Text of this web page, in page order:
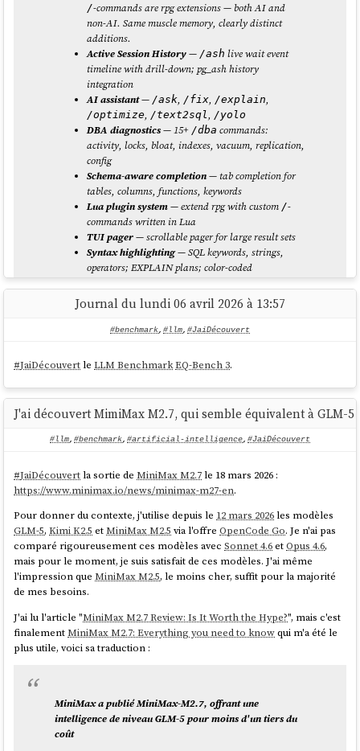
token consumption
983b77d s6-overlay migration to Pebble (#25)
1f7cbcd Start Mise eval before atuin to fix a
c8e6194 Remove gopass and GPG agent management
since both services start automatically on
first use
71e64e1 Enable Mise environment activation so
Neovim can access Mise-managed tools
679f53f Purge empty mise installs/ dirs to
force reinstall of incomplete tools
4c32db8 Extract init process into standalone
8258ab9 Add infomation messages in init
Je constate que la commandertk git logest correctement utilisée
Pour le moment ceci n'est pas représentatif, car je viens de l'installer
Je compte publier une note de bilan d'ici quelques semaines pour
analyser si c'est vraiment impactant ou non.
/-commands are rpg extensions — both AI and
non-AI. Same muscle memory, clearly distinct
additions.
Active Session History— /ash live wait event
timeline with drill-down; pg_ash history
integration
AI assistant— /ask, /fix, /explain,
/optimize, /text2sql, /yolo
DBA diagnostics— 15+ /dba commands:
activity, locks, bloat, indexes, vacuum, replication,
config
Schema-aware completion— tab completion for
tables, columns, functions, keywords
Lua plugin system— extend rpg with custom /-
commands written in Lua
TUI pager— scrollable pager for large result sets
Syntax highlighting— SQL keywords, strings,
operators; EXPLAIN plans; color-coded
errors/warnings
Markdown output— \pset format
Named queries— save and recall frequent queries
preserved across sessions
Multi-host failover—-h host1,host2
each in order, first success wins
— connect through bastion hosts
without manual port-forwarding
Config profiles— per-project.rpg.toml
# '
Status bar— connection info, transaction state,
timing
Cross-platform— single static binary: Linux,
macOS, Windows (x86_64 + aarch64)
source
Journal du lundi 06 avril 2026 à 13:57
#benchmark, #llm, #JaiDécouvert
#JaiDécouvertleLLM BenchmarkEQ-Bench 3.
J'ai découvert MimiMax M2.7, qui semble équivalent à GLM-
#llm, #benchmark, #artificial-intelligence, #JaiDécouvert
#JaiDécouvertla sortie deMiniMax M2.7le 18 mars 2026 :
https://www.minimax.io/news/minimax-m27-en.
Pour donner du contexte, j'utilise depuis le 12 mars 2026les modèles
GLM-5,Kimi K2.5 etMiniMax M2.5 via l'offreOpenCode Go. Je n'ai pas
comparé rigoureusement ces modèles avecSonnet 4.6etOpus 4.6,
mais pour le moment, je suis satisfait de ces modèles. J'ai même
l'impression queMiniMax M2.5, le moins cher, suffit pour la majorité
de mes besoins.
J'ai lu l'article "MiniMax M2.7 Review: Is It Worth the Hype?", mais c'est
finalementMiniMax M2.7: Everything you need to knowqui m'a été le
plus utile, voici sa traduction :
MiniMax a publié MiniMax-M2.7, offrant une
intelligence de niveau GLM-5 pour moins d'un tiers du
coût